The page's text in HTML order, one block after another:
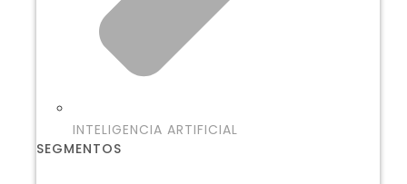
INTELIGENCIA ARTIFICIAL
SEGMENTOS